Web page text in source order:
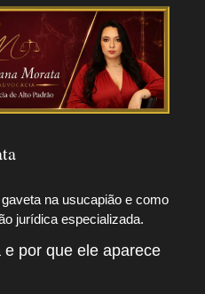
na usucapião e como
jurídica especializada.
por que ele aparece